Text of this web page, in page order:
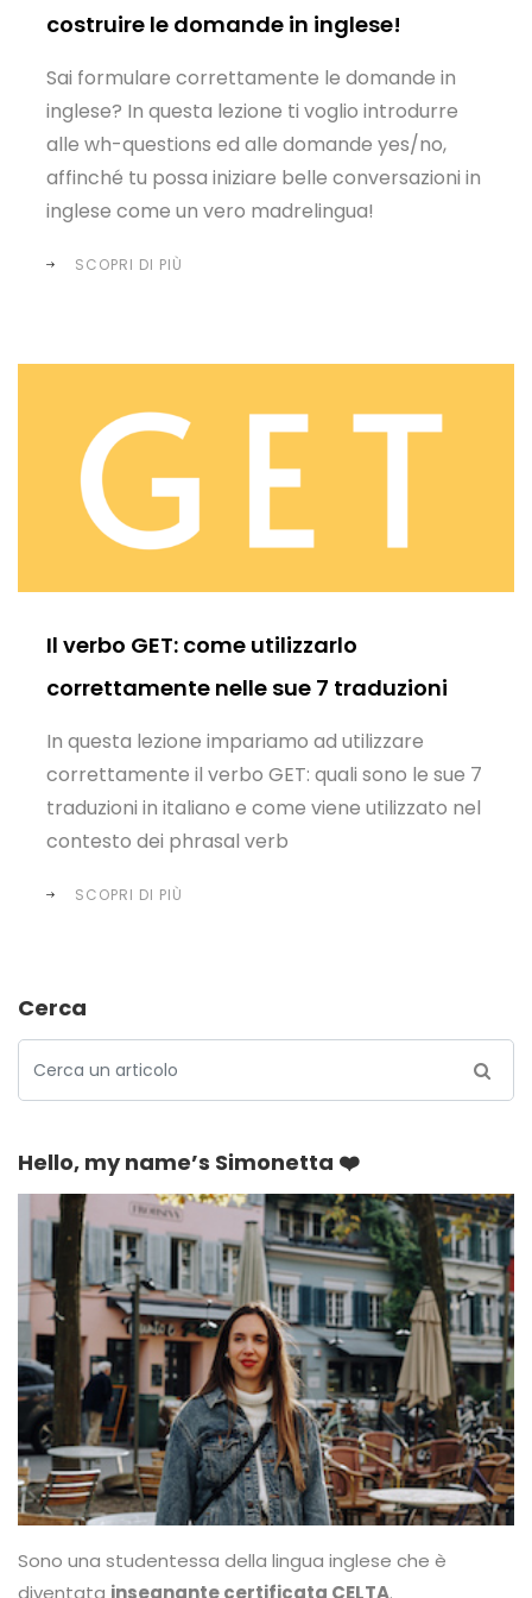
costruire le domande in inglese!
Sai formulare correttamente le domande in
inglese? In questa lezione ti voglio introdurre
alle wh-questions ed alle domande yes/no,
affinché tu possa iniziare belle conversazioni in
inglese come un vero madrelingua!
SCOPRI DI PIÙ
Il verbo GET: come utilizzarlo
correttamente nelle sue 7 traduzioni
In questa lezione impariamo ad utilizzare
correttamente il verbo GET: quali sono le sue 7
traduzioni in italiano e come viene utilizzato nel
contesto dei phrasal verb
SCOPRI DI PIÙ
Cerca
Hello, my name’s Simonetta ❤️
Sono una studentessa della lingua inglese che è
diventata insegnante certificata CELTA.